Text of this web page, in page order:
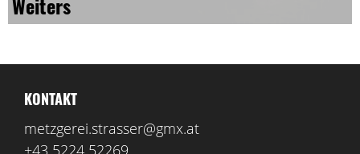
KONTAKT
metzgerei.strasser@gmx.at
+43 5224 52269